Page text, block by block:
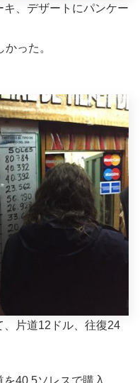
、デザートにパンケー
った。
、片道12ドル、往復24
40.5ソレスで購入。